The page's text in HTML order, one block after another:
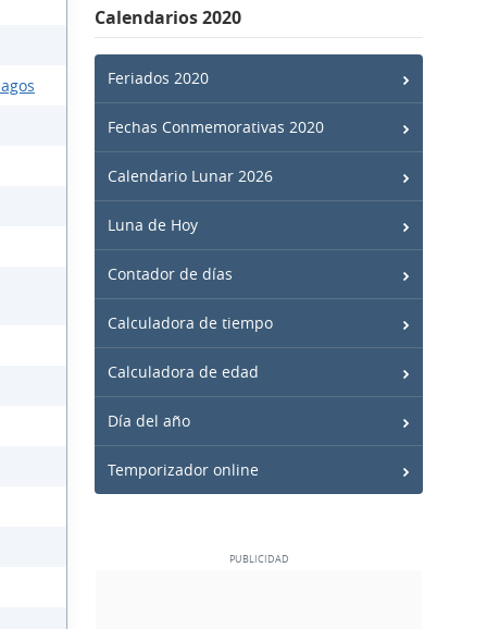
Calendarios 2020
Feriados 2020
Fechas Conmemorativas 2020
Calendario Lunar 2026
Luna de Hoy
Contador de días
Calculadora de tiempo
Calculadora de edad
Día del año
Temporizador online